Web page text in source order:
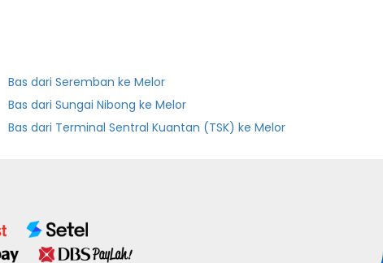
Bas dari Seremban ke Melor
Bas dari Sungai Nibong ke Melor
Bas dari Terminal Sentral Kuantan (TSK) ke Melor